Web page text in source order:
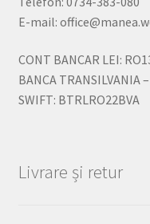
E-mail:
CONT BANCAR LEI:
BANCA TRANSILVANIA
SWIFT: BTRLRO22BVA
Livrare și retur